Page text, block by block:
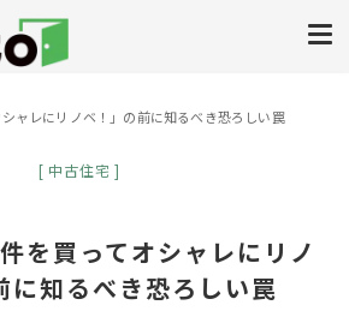
シャレにリノベ！」の前に知るべき恐ろしい罠
中古住宅
を買ってオシャレにリノ
に知るべき恐ろしい罠